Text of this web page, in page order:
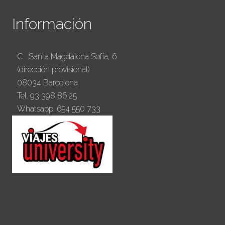
Información
C. Santa Magdalena Sofía, 6
(dirección provisional)
08034 Barcelona
Tel. 93 398 86 25
Whatsapp. 654 550 733